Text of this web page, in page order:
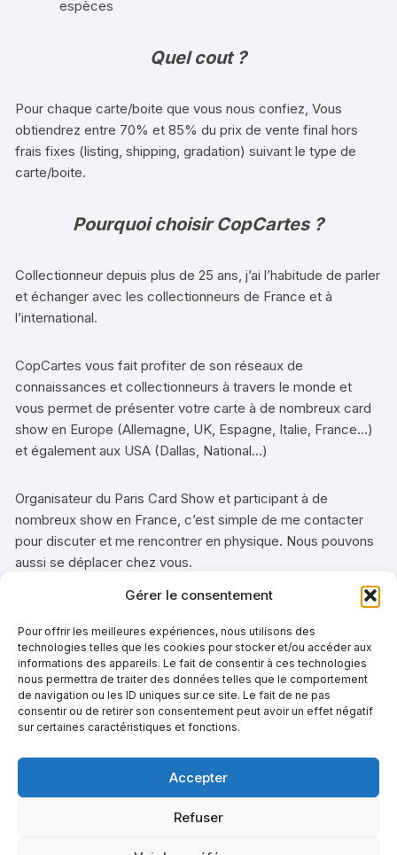
Gérer le consentement
Pour offrir les meilleures expériences, nous utilisons des
technologies telles que les cookies pour stocker et/ou accéder aux
informations des appareils. Le fait de consentir à ces technologies
nous permettra de traiter des données telles que le comportement
de navigation ou les ID uniques sur ce site. Le fait de ne pas
consentir ou de retirer son consentement peut avoir un effet négatif
sur certaines caractéristiques et fonctions.
Accepter
Refuser
espèces
Quel cout ?
Pour chaque carte/boite que vous nous confiez, Vous
obtiendrez entre 70% et 85% du prix de vente final hors
frais fixes (listing, shipping, gradation) suivant le type de
carte/boite.
Pourquoi choisir CopCartes ?
Collectionneur depuis plus de 25 ans, j’ai l’habitude de parler
et échanger avec les collectionneurs de France et à
l’international.
CopCartes vous fait profiter de son réseaux de
connaissances et collectionneurs à travers le monde et
vous permet de présenter votre carte à de nombreux card
show en Europe (Allemagne, UK, Espagne, Italie, France…)
et également aux USA (Dallas, National…)
Organisateur du Paris Card Show et participant à de
nombreux show en France, c’est simple de me contacter
pour discuter et me rencontrer en physique. Nous pouvons
aussi se déplacer chez vous.
un email sur
depotvente@copcartes.frou via
WhatsApp au +33783298735avec
le détails des cartes ou boites que
vous souhaitez nous confier.